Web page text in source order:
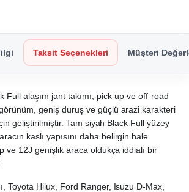
Taksit Seçenekleri Müşteri
Full alaşım jant takımı, pick-up ve off-road
geniş duruş ve güçlü arazi karakteri
geliştirilmiştir. Tam siyah Black Full yüzey
kaslı yapısını daha belirgin hale
ve 12J genişlik araca oldukça iddialı bir
Toyota Hilux, Ford Ranger, Isuzu D-Max,